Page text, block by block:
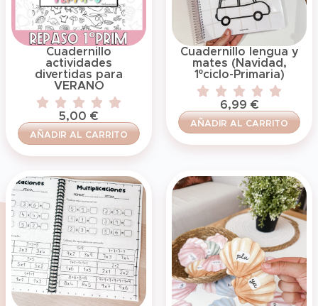
Cuadernillo
actividades
divertidas para
VERANO
5,00 €
AÑADIR AL CARRITO
Cuadernillo lengua y
mates (Navidad,
1ºciclo-Primaria)
6,99 €
AÑADIR AL CARRITO